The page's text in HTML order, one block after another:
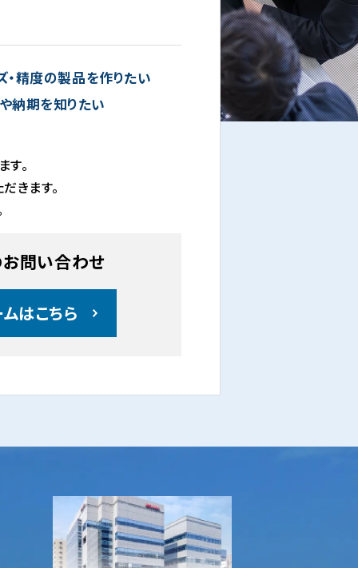
・精度の製品を作りたい
納期を知りたい
。
きます。
問い合わせ
はこちら